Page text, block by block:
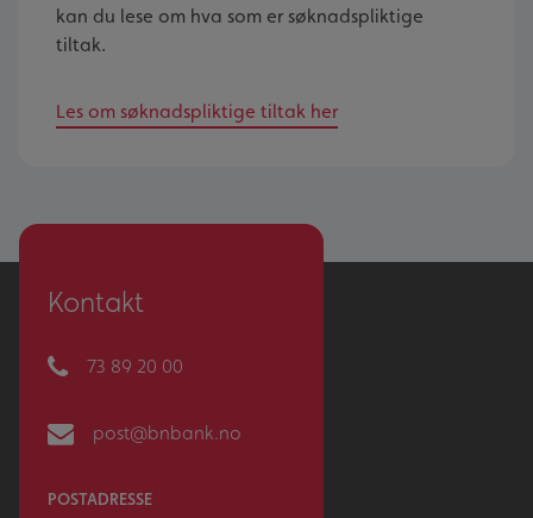
kan du lese om hva som er søknadspliktige
tiltak.
Les om søknadspliktige tiltak her
Kontakt
73 89 20 00
post@bnbank.no
POSTADRESSE